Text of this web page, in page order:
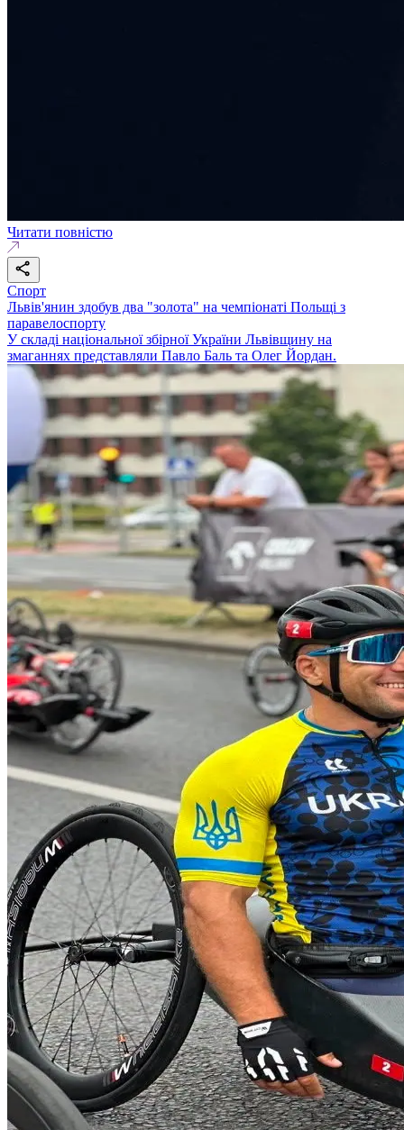
Читати повністю
Спорт
Львів'янин здобув два "золота" на чемпіонаті Польщі з
паравелоспорту
У складі національної збірної України Львівщину на
змаганнях представляли Павло Баль та Олег Йордан.